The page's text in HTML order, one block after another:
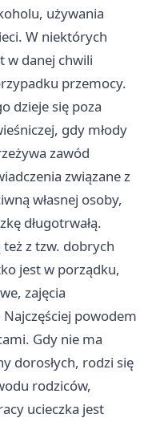
używania
W niektórych
w danej chwili
przemocy.
dzieje się poza
gdy młody
zawód
związane z
własnej osoby,
długotrwałą.
z tzw. dobrych
jest w porządku,
zajęcia
powodem
Gdy nie ma
dorosłych, rodzi się
rodziców,
ucieczka jest